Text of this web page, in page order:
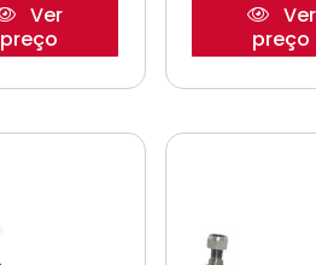
Ver
preço
Ver
preço